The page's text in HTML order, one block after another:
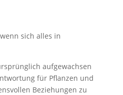
sich alles in
aufgewachsen
für Pflanzen und
Beziehungen zu